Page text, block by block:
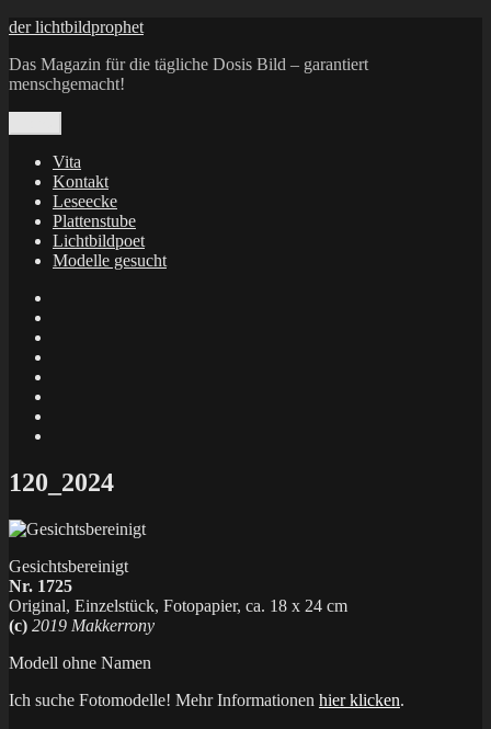
Zum
springen
der lichtbildprophet
Das Magazin für die tägliche Dosis Bild – garantiert
menschgemacht!
Vita
Kontakt
Leseecke
Plattenstube
Lichtbildpoet
Modelle gesucht
X
120_2024
Gesichtsbereinigt
Nr. 1725
Original, Einzelstück, Fotopapier, ca. 18 x 24 cm
(c) 2019 Makkerrony
Modell ohne Namen
Ich suche Fotomodelle! Mehr Informationen hier klicken.